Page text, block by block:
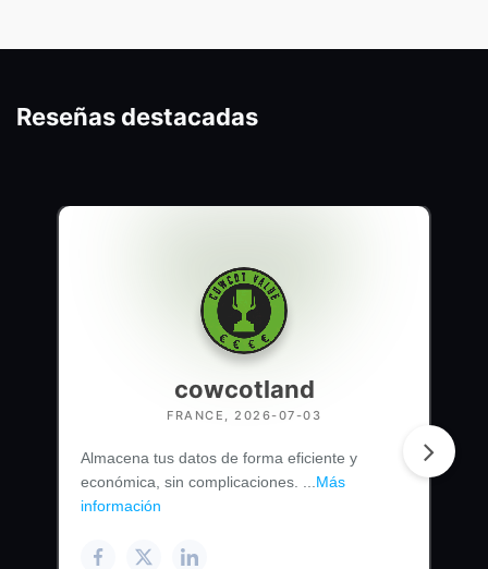
Reseñas destacadas
cowcotland
FRANCE, 2026-07-03
Almacena tus datos de forma eficiente y
económica, sin complicaciones. ... Más
información